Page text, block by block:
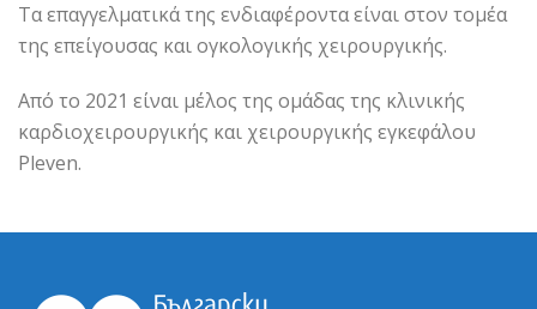
Τα επαγγελματικά της ενδιαφέροντα είναι στον τομέα
της επείγουσας και ογκολογικής χειρουργικής.
Από το 2021 είναι μέλος της ομάδας της κλινικής
καρδιοχειρουργικής και χειρουργικής εγκεφάλου
Pleven.